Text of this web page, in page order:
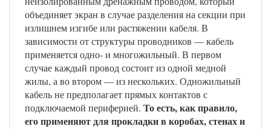
объединяет экран в случае разделения на секции при
излишнем изгибе или растяжении кабеля. В
зависимости от структуры проводников — кабель
применяется одно- и многожильный. В первом
случае каждый провод состоит из одной медной
жилы, а во втором — из нескольких. Одножильный
кабель не предполагает прямых контактов с
подключаемой периферией. То есть, как правило,
его применяют для прокладки в коробах, стенах и